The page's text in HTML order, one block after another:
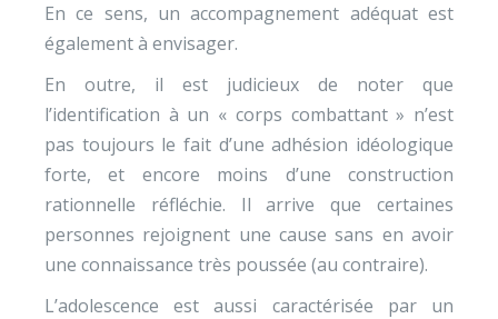
En ce sens, un accompagnement adéquat est
également à envisager.
En outre, il est judicieux de noter que
l’identification à un « corps combattant » n’est
pas toujours le fait d’une adhésion idéologique
forte, et encore moins d’une construction
rationnelle réfléchie. Il arrive que certaines
personnes rejoignent une cause sans en avoir
une connaissance très poussée (au contraire).
L’adolescence est aussi caractérisée par un